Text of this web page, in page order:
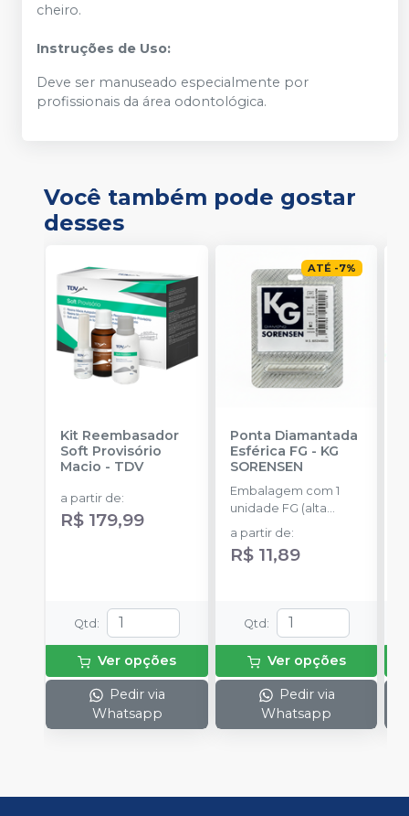
cheiro.
Instruções de Uso:
Deve ser manuseado especialmente por
profissionais da área odontológica.
Você também pode gostar
desses
Kit Reembasador
Soft Provisório
Macio - TDV
a partir de:
R$ 179,99
Qtd :
Ver opções
Pedir via
Whatsapp
ATÉ -7%
Ponta Diamantada
Esférica FG - KG
SORENSEN
Embalagem com 1
unidade FG (alta
rotação).
a partir de:
R$ 11,89
Qtd :
Ver opções
Pedir via
Whatsapp